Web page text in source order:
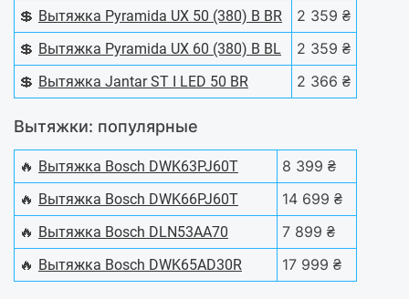
💲 Вытяжка Pyramida UX 50 (380) B BR
2 359 ₴
💲 Вытяжка Pyramida UX 60 (380) B BL
2 359 ₴
💲 Вытяжка Jantar ST I LED 50 BR 2 366 ₴
Вытяжки: популярные
🔥 Вытяжка Bosch DWK63PJ60T
8 399 ₴
🔥 Вытяжка Bosch DWK66PJ60T
14 699 ₴
🔥 Вытяжка Bosch DLN53AA70
7 899 ₴
🔥 Вытяжка Bosch DWK65AD30R 17 999 ₴